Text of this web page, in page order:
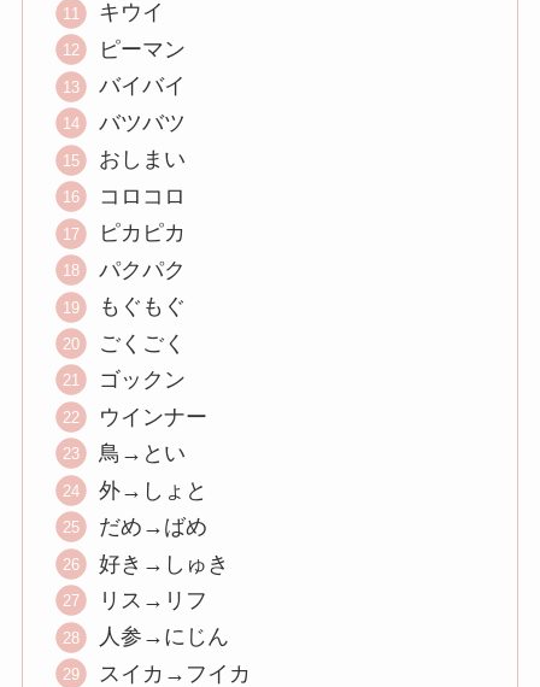
キウイ
ピーマン
バイバイ
バツバツ
おしまい
コロコロ
ピカピカ
パクパク
もぐもぐ
ごくごく
ゴックン
ウインナー
鳥→とい
外→しょと
だめ→ばめ
好き→しゅき
リス→リフ
人参→にじん
スイカ→フイカ